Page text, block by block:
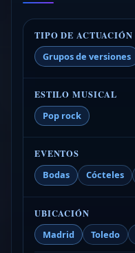
TIPO DE ACTUACIÓN
Grupos de versiones
ESTILO MUSICAL
Pop rock
EVENTOS
Bodas
Cócteles
UBICACIÓN
Madrid
Toledo